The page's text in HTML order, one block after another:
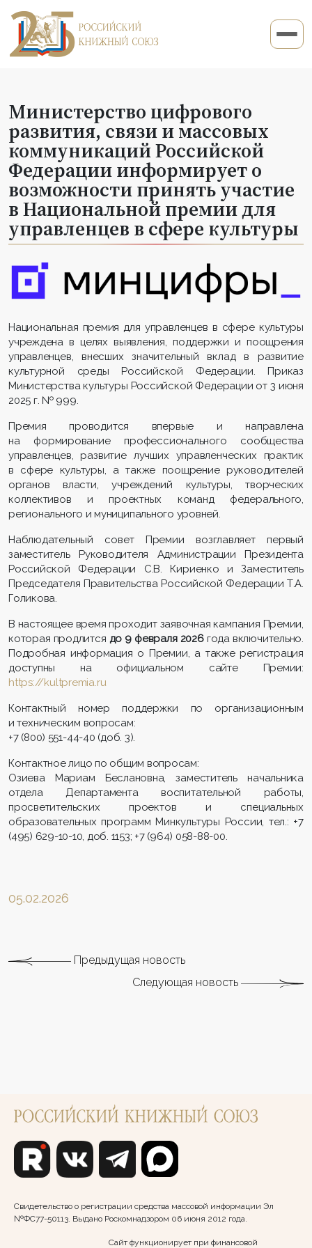
Министерство цифрового
развития, связи и массовых
коммуникаций Российской
Федерации информирует о
возможности принять участие
в Национальной премии для
управленцев в сфере культуры
Национальная премия для управленцев в сфере культуры
учреждена в целях выявления, поддержки и поощрения
управленцев, внесших значительный вклад в развитие
культурной среды Российской Федерации. Приказ
Министерства культуры Российской Федерации от 3 июня
2025 г. № 999.
Премия проводится впервые и направлена
на формирование профессионального сообщества
управленцев, развитие лучших управленческих практик
в сфере культуры, а также поощрение руководителей
органов власти, учреждений культуры, творческих
коллективов и проектных команд федерального,
регионального и муниципального уровней.
Наблюдательный совет Премии возглавляет первый
заместитель Руководителя Администрации Президента
Российской Федерации С.В. Кириенко и Заместитель
Председателя Правительства Российской Федерации Т.А.
Голикова.
В настоящее время проходит заявочная кампания Премии,
которая продлится до 9 февраля 2026 года включительно.
Подробная информация о Премии, а также регистрация
доступны на официальном сайте Премии:
https://kultpremia.ru
Контактный номер поддержки по организационным
и техническим вопросам:
+7 (800) 551-44-40 (доб. 3).
Контактное лицо по общим вопросам:
Озиева Мариам Беслановна, заместитель начальника
отдела Департамента воспитательной работы,
просветительских проектов и специальных
образовательных программ Минкультуры России, тел.: +7
(495) 629-10-10, доб. 1153; +7 (964) 058-88-00.
05.02.2026
Предыдущая новость
Следующая новость
Свидетельство о регистрации средства массовой информации Эл
№ФС77-50113. Выдано Роскомнадзором 06 июня 2012 года.
Сайт функционирует при финансовой